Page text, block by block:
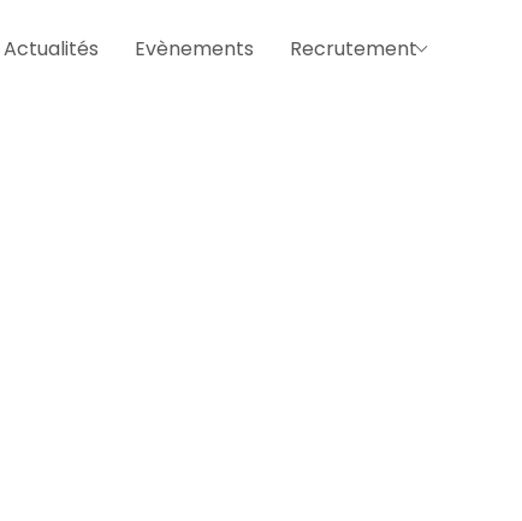
Actualités Evènements Recrutement